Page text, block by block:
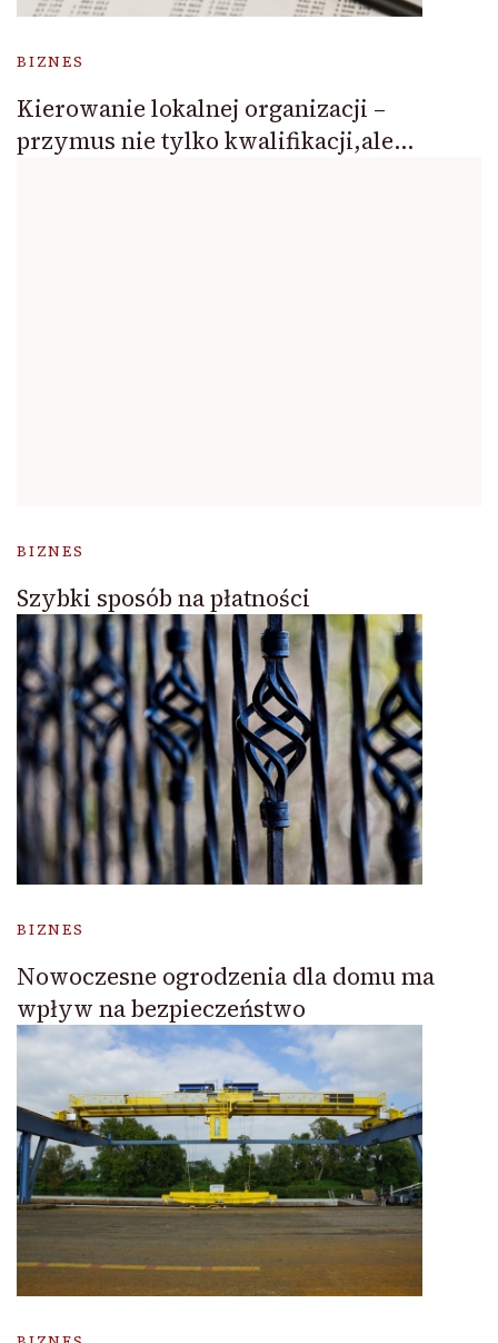
BIZNES
Kierowanie lokalnej organizacji –
przymus nie tylko kwalifikacji,ale…
BIZNES
Szybki sposób na płatności
BIZNES
Nowoczesne ogrodzenia dla domu ma
wpływ na bezpieczeństwo